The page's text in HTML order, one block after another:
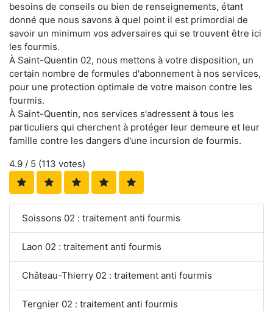
besoins de conseils ou bien de renseignements, étant
donné que nous savons à quel point il est primordial de
savoir un minimum vos adversaires qui se trouvent être ici
les fourmis.
À Saint-Quentin 02, nous mettons à votre disposition, un
certain nombre de formules d'abonnement à nos services,
pour une protection optimale de votre maison contre les
fourmis.
À Saint-Quentin, nos services s'adressent à tous les
particuliers qui cherchent à protéger leur demeure et leur
famille contre les dangers d'une incursion de fourmis.
4.9 / 5 (113 votes)
Soissons 02 : traitement anti fourmis
Laon 02 : traitement anti fourmis
Château-Thierry 02 : traitement anti fourmis
Tergnier 02 : traitement anti fourmis